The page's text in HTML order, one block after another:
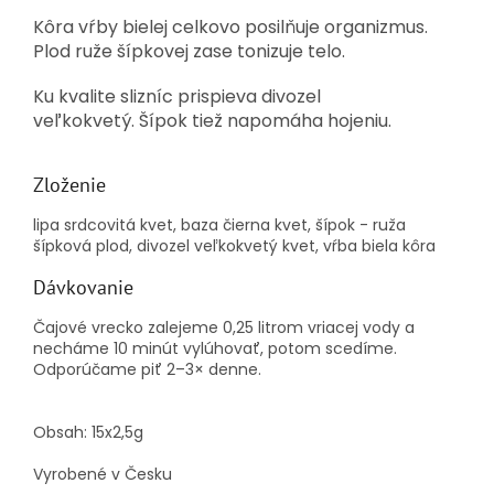
Kôra vŕby bielej celkovo posilňuje organizmus.
Plod ruže šípkovej zase tonizuje telo.
Ku kvalite slizníc prispieva divozel
veľkokvetý. Šípok tiež napomáha hojeniu.
Zloženie
lipa srdcovitá kvet, baza čierna kvet, šípok - ruža
šípková plod, divozel veľkokvetý kvet, vŕba biela kôra
Dávkovanie
Čajové vrecko zalejeme 0,25 litrom vriacej vody a
necháme 10 minút vylúhovať, potom scedíme.
Odporúčame piť 2–3× denne.
Obsah: 15x2,5g
Vyrobené v Česku